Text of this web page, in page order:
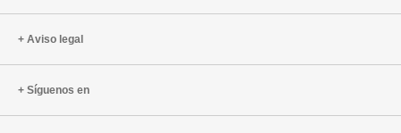
Aviso legal
Síguenos en